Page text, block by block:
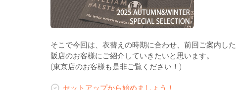
そこで今回は、衣替えの時期に合わせ、前回ご案内した
阪店のお客様にご紹介していきたいと思います。
(東京店のお客様も是非ご覧ください！)
セットアップから始めましょう！